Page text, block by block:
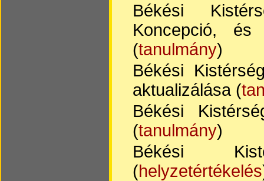
Békési
Koncepció, és
(tanulmány)
Békési
aktualizálása (
Békési
(tanulmány)
Békési
(helyzetértékelés